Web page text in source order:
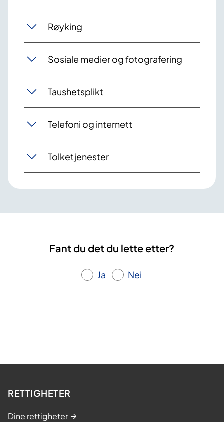
Røyking
Sosiale medier og fotografering
Taushetsplikt
Telefoni og internett
Tolketjenester
Fant du det du lette etter?
Ja Nei
RETTIGHETER
Dine rettigheter